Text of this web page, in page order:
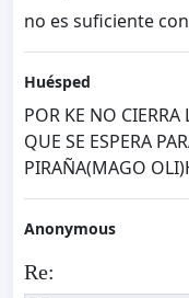
no es suficiente
Huésped
POR KE NO
QUE SE ESPERA
PIRAÑA(MAGO
Anonymous
Re: